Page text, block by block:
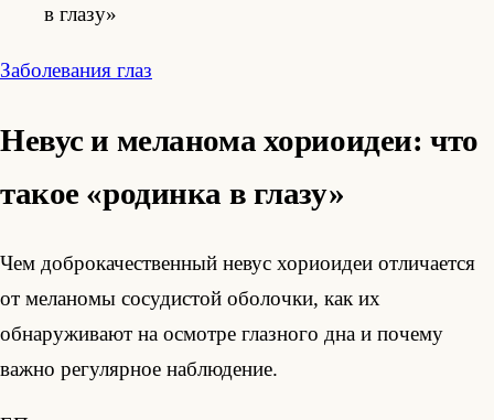
в глазу»
Заболевания глаз
Невус и меланома хориоидеи: что
такое «родинка в глазу»
Чем доброкачественный невус хориоидеи отличается
от меланомы сосудистой оболочки, как их
обнаруживают на осмотре глазного дна и почему
важно регулярное наблюдение.